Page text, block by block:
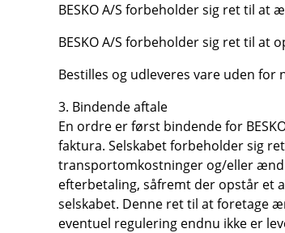
BESKO A/S forbeholder sig ret til at
BESKO A/S forbeholder sig ret til
Bestilles og udleveres vare uden
3. Bindende aftale
En ordre er først bindende for
faktura. Selskabet forbeholder sig
transportomkostninger og/eller
efterbetaling, såfremt der opstår et
selskabet. Denne ret til at foretage
eventuel regulering endnu ikke er